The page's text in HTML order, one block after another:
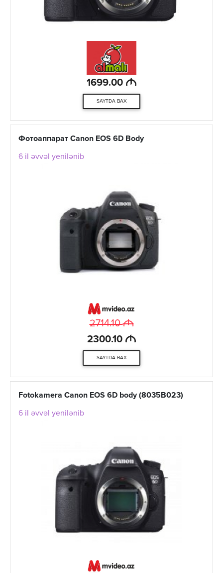
1699.00 M
SAYTDA BAX
Фотоаппарат Canon EOS 6D Body
6 il əvvəl yenilənib
2714.10M
2300.10 M
SAYTDA BAX
Fotokamera Canon EOS 6D body (8035B023)
6 il əvvəl yenilənib